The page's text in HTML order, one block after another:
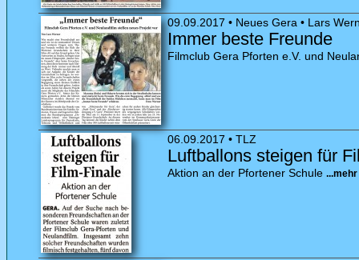
09.09.2017 • Neues Gera • Lars
Immer beste Freunde
Filmclub Gera Pforten e.V. und
06.09.2017 • TLZ
Luftballons steigen für
Aktion an der Pfortener Schule ...mehr